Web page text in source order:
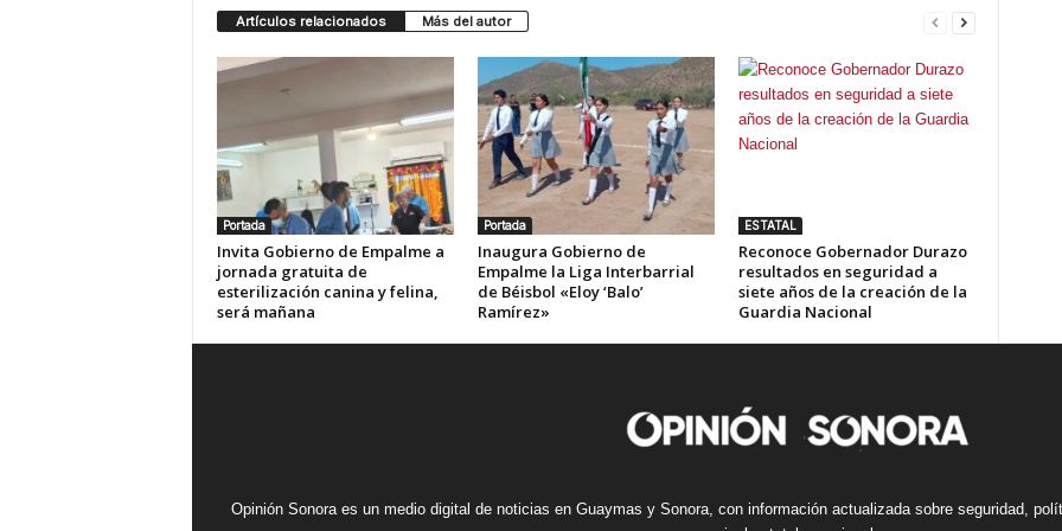
Artículos relacionados Más del autor
Portada
Invita Gobierno de Empalme a
jornada gratuita de
esterilización canina y felina,
será mañana
Portada
Inaugura Gobierno de
Empalme la Liga Interbarrial
de Béisbol «Eloy ‘Balo’
Ramírez»
ESTATAL
Reconoce Gobernador Durazo
resultados en seguridad a
siete años de la creación de la
Guardia Nacional
Opinión Sonora es un medio digital de noticias en Guaymas y Sonora, con información actualizada sobre seguridad,